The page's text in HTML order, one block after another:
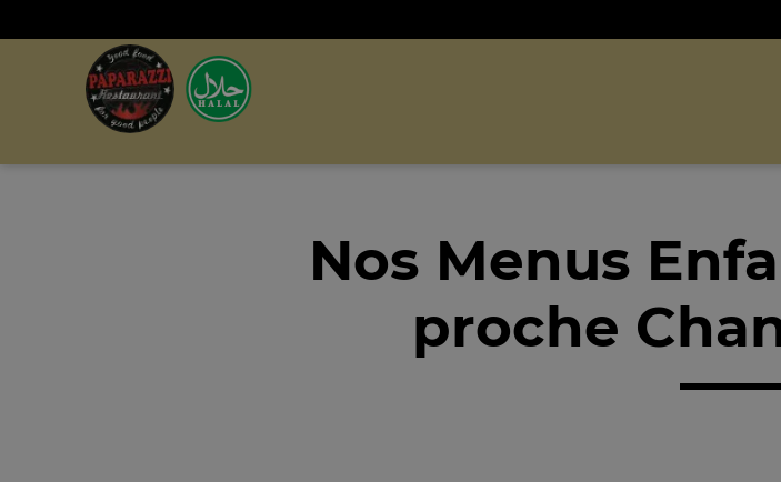
Nos Menus
proche